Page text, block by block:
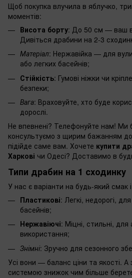
Щоб покупка влучила в яблучко,
моментів:
Висота борту: До 50 см — ваш
Дивіться драбини на 2-3
Матеріал: Нержавійка — для
або легких басейнів;
Стійкість: Гумові ніжки чи
безпеки;
Вага: Враховуйте, хто буде
дорослі.
Не впевнені? Телефонуйте нам! Ми
консультуємо з щирим бажанням
підійде саме вам. Хочете купити
Харкові чи Одесі? Доставимо в
Типи драбин на 1 сходинку
У нас є варіанти на будь-який смак
Пластикові: Легкі, недорогі,
басейнів;
Нержавіючі: Міцні, стильні, для
використання;
Знімні: Зручно для сезонного
Усі вони — баланс ціни та якості.
системою знижок чим більше